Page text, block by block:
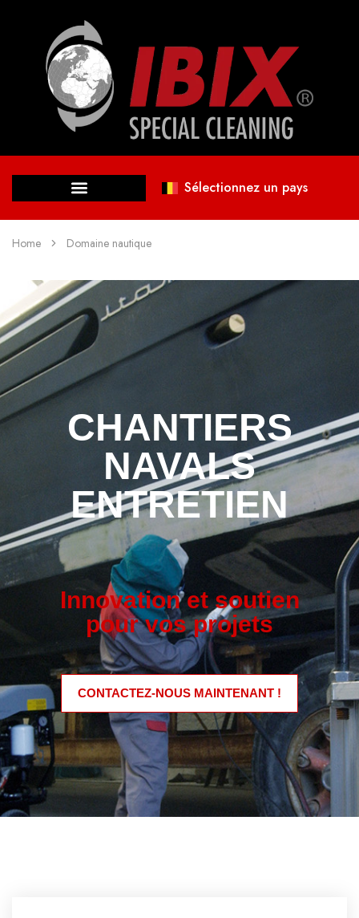
Sélectionnez un pays
Home Domaine nautique
CHANTIERS
NAVALS
ENTRETIEN
Innovation et soutien
pour vos projets
CONTACTEZ-NOUS MAINTENANT !